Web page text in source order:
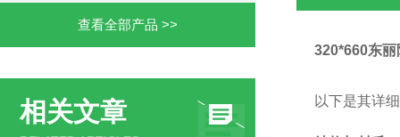
查看全部产品 >>
相关文章
320*660东
以下是其详